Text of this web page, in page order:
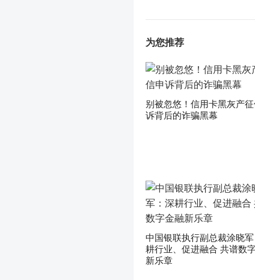
为您推荐
别被忽悠！信用卡黑灰产征
诉背后的诈骗黑幕
中国银联执行副总裁涂晓
耕行业、促进融合 共谱数
新乐章